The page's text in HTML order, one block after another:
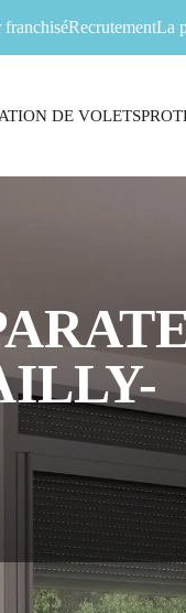
RecrutementLa
DE VOLETS